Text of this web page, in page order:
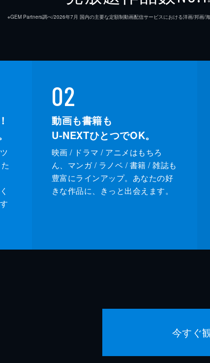
※GEM Partners調べ/2026年7⽉ 国内の主要な定額制動画配信サービスにおける洋画/邦画/
02
動画も書籍も
U-NEXTひとつでOK。
映画 / ドラマ / アニメはもちろ
ん、マンガ / ラノベ / 書籍 / 雑誌も
豊富にラインアップ。あなたの好
きな作品に、きっと出会えます。
今すぐ